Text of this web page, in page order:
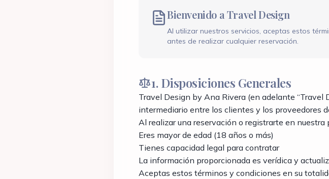
Instagram
@tdbyanarivera
WhatsApp
@traveldesignbyanarivera
Ir a Contacto
Bienvenido a Travel Design
Al utilizar nuestros servicios, aceptas estos
antes de realizar cualquier reservación.
1. Disposiciones Generales
Travel Design by Ana Rivera (en adelante “Travel
intermediario entre los clientes y los proveedores
Al realizar una reservación o registrarte en nuestra
Eres mayor de edad (18 años o más)
Tienes capacidad legal para contratar
La información proporcionada es verídica y
Aceptas estos términos y condiciones en su